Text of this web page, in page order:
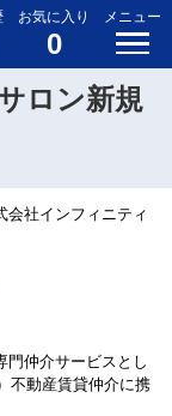
お気に入り
0
メニュー
ロン新規
会社インフィニティ
門仲介サービスとし
不動産賃貸仲介に携